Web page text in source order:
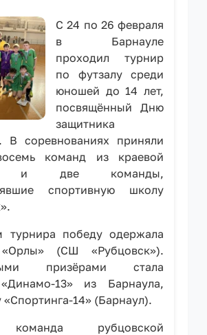
С 24 по 26 февраля
в Барнауле
проходил турнир
по футзалу среди
юношей до 14 лет,
посвящённый Дню
защитника
В соревнованиях приняли
команд из краевой
и две команды,
спортивную школу
турнира победу одержала
(СШ «Рубцовск»).
призёрами стала
13» из Барнаула,
«Спортинга-14» (Барнаул).
рубцовской